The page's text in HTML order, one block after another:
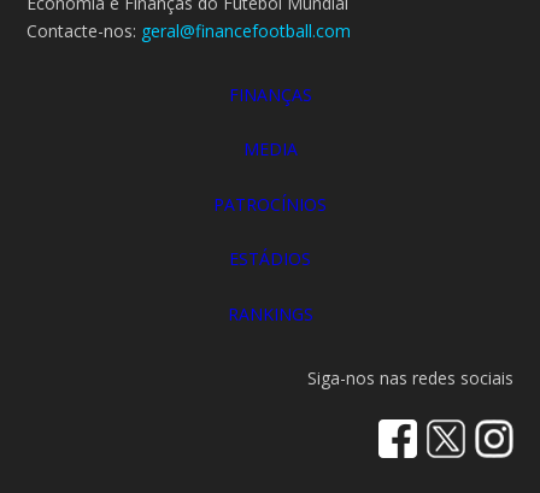
Contacte-nos: geral@financefootball.com
FINANÇAS
MEDIA
PATROCÍNIOS
ESTÁDIOS
RANKINGS
Siga-nos nas redes sociais